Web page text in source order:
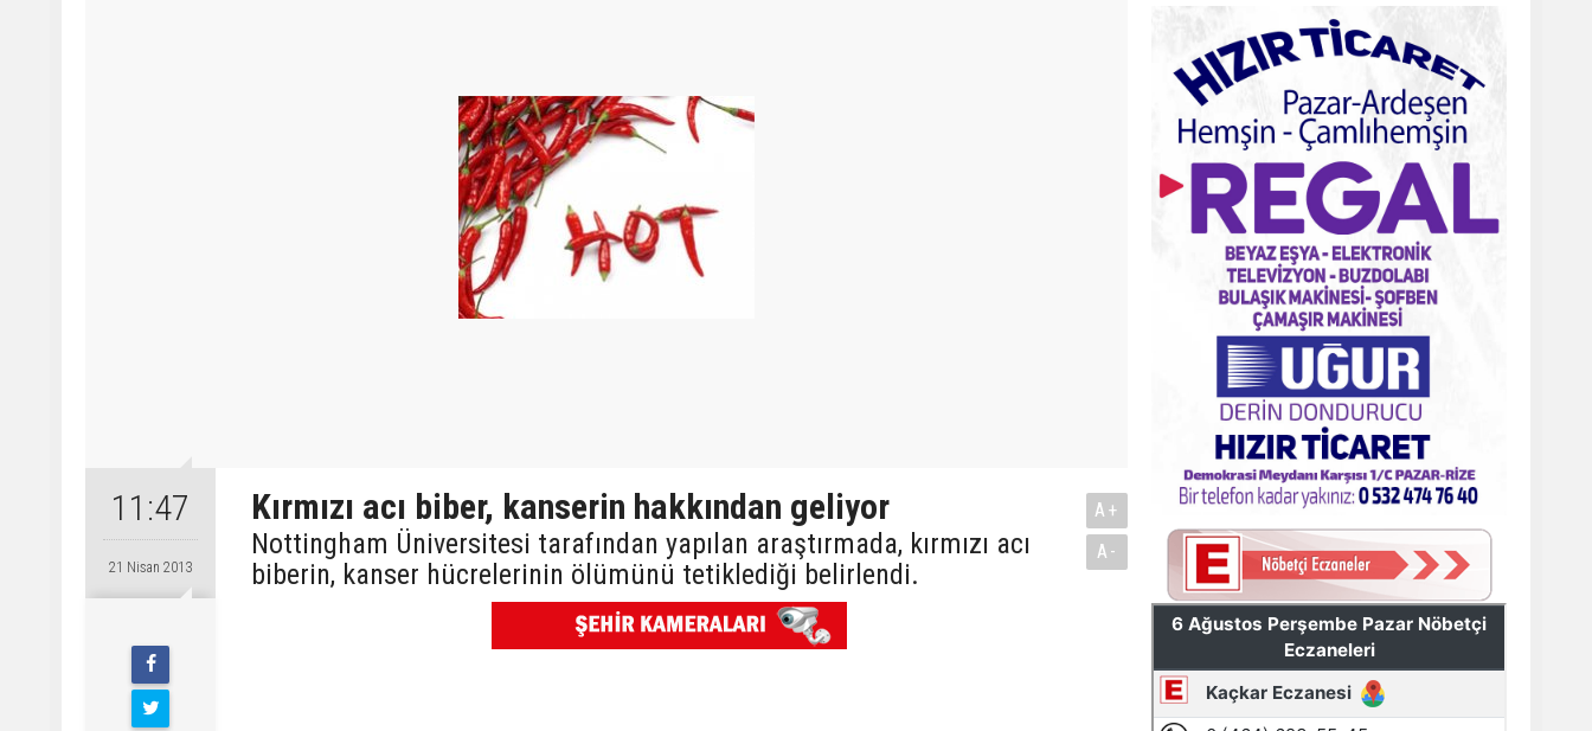
11:47
21 Nisan 2013
Kırmızı acı biber, kanserin hakkından geliyor
Nottingham Üniversitesi tarafından yapılan araştırmada, kırmızı acı
biberin, kanser hücrelerinin ölümünü tetiklediği belirlendi.
A+
A-